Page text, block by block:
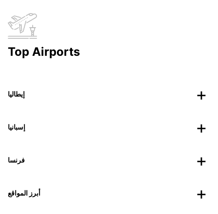
Top Airports
إيطاليا
إسبانيا
فرنسا
أبرز المواقع